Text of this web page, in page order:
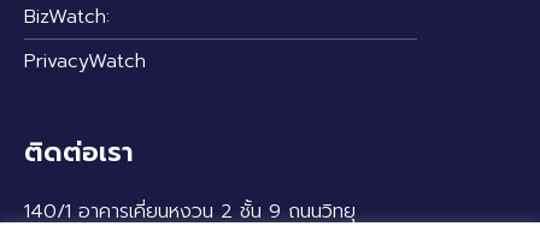
BizWatch:
PrivacyWatch
ติดต่อเรา
140/1 อาคารเคี่ยนหงวน 2 ชั้น 9 ถนนวิทยุ